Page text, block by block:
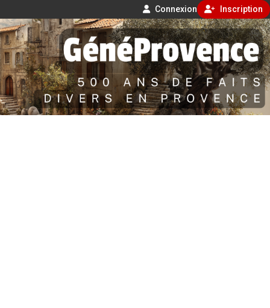
Connexion Inscription
Aller
au
contenu
GénéProvence
500 ans de faits divers en Provence